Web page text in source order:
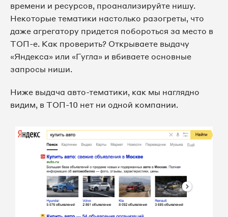
времени и ресурсов, проанализируйте нишу.
Некоторые тематики настолько разогреты, что
даже агрегатору придется побороться за место в
ТОП-е. Как проверить? Открываете выдачу
«Яндекса» или «Гугла» и вбиваете основные
запросы ниши.
Ниже выдача авто-тематики, как мы наглядно
видим, в ТОП-10 нет ни одной компании.